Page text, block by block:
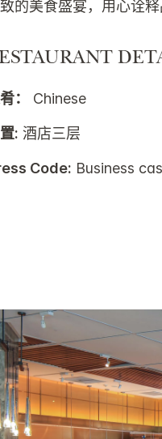
的美食盛宴，用心诠释
： Chinese
: 酒店三层
Code: Business